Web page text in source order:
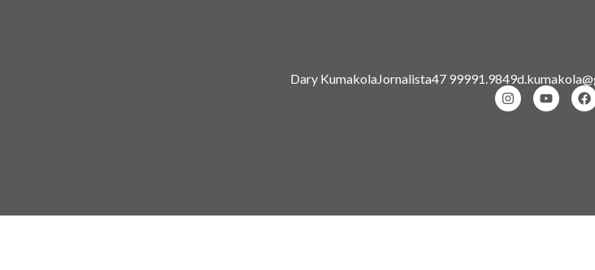
Dary KumakolaJornalista47 99991.9849